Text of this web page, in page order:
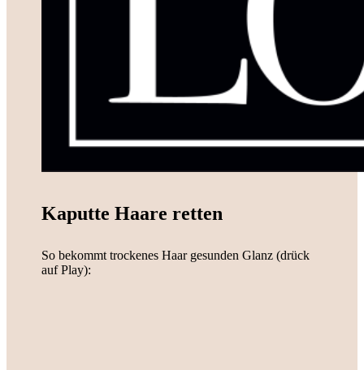
Kaputte Haare retten
So bekommt trockenes Haar gesunden Glanz (drück
auf Play):